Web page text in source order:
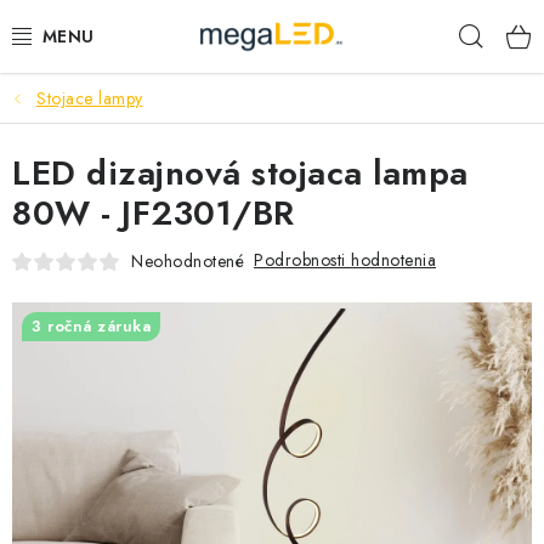
na
PRIEMYSEL
SVIETIDLÁ
ŽIAROVKY A TRUBICE
SAMSUNG SVIETIDLÁ
Stojace lampy
LED dizajnová stojaca lampa
80W - JF2301/BR
Neohodnotené Podrobnosti hodnotenia
3 ročná záruka